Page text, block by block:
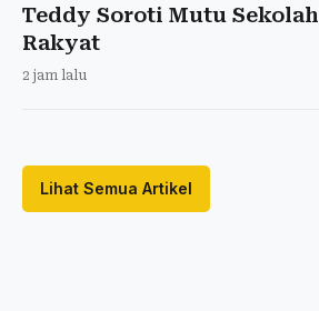
Teddy Soroti Mutu Sekolah
Rakyat
2 jam lalu
Lihat Semua Artikel